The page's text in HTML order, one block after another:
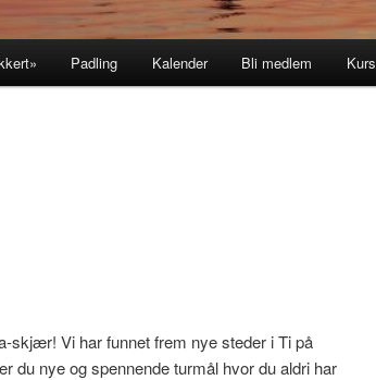
Padling Kalender Bli medlem Kurs
skjær! Vi har funnet frem nye steder i Ti på
du nye og spennende turmål hvor du aldri har